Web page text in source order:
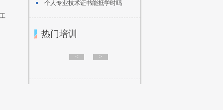
个人专业技术证书能抵学时吗
热门培训
< >